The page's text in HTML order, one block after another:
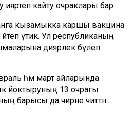
ияртеп кайту очраклары бар.
кызамыкка каршы вакцина
үтик. Ул республиканың
диярлек бүлеп
һәм март айларында
йоктыруның 13 очрагы
барысы да чирне читтән